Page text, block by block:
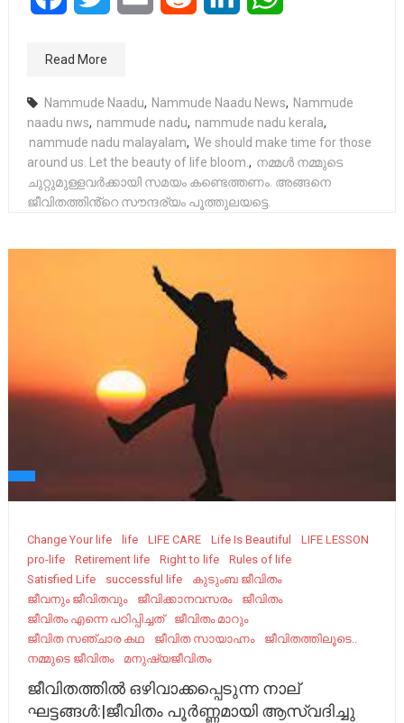
Read More
Nammude Naadu, Nammude Naadu News, Nammude
naadu nws, nammude nadu, nammude nadu kerala,
nammude nadu malayalam, We should make time for those
around us. Let the beauty of life bloom., നമ്മൾ നമ്മുടെ
ചുറ്റുമുള്ളവർക്കായി സമയം കണ്ടെത്തണം. അങ്ങനെ
ജീവിതത്തിൻ്റെ സൗന്ദര്യം പൂത്തുലയട്ടെ.
Change Your life life LIFE CARE Life Is Beautiful
LIFE LESSON
pro-life
Retirement life Right to life
Rules of life
Satisfied Life
successful life
കുടുംബ ജീവിതം
ജീവനും ജീവിതവും
ജീവിക്കാനവസരം
ജീവിതം
ജീവിതം എന്നെ പഠിപ്പിച്ചത്
ജീവിതം മാറും
ജീവിത സഞ്ചാര കഥ
ജീവിത സായാഹ്നം
ജീവിതത്തിലൂടെ..
നമ്മുടെ ജീവിതം
മനുഷ്യജീവിതം
ജീവിതത്തിൽ ഒഴിവാക്കപ്പെടുന്ന നാല്
ഘട്ടങ്ങൾ:|ജീവിതം പൂർണ്ണമായി ആസ്വദിച്ചു